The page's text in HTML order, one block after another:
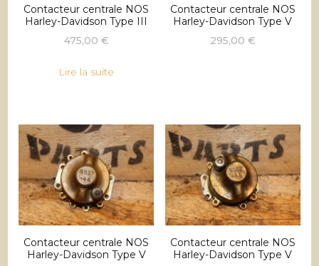
Contacteur centrale NOS
Harley-Davidson Type III
475,00 €
Lire la suite
Contacteur centrale NOS
Harley-Davidson Type V
295,00 €
Contacteur centrale NOS
Harley-Davidson Type V
Contacteur centrale NOS
Harley-Davidson Type V